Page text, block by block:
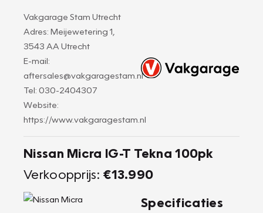
Vakgarage Stam Utrecht
Adres: Meijewetering 1,
3543 AA Utrecht
E-mail:
aftersales@vakgaragestam.nl
Tel: 030-2404307
Website:
https://www.vakgaragestam.nl
Nissan Micra IG-T Tekna 100pk
Verkoopprijs: €13.990
Specificaties